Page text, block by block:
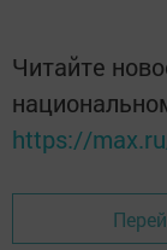
Читайте
https://